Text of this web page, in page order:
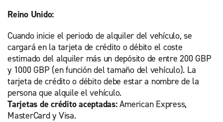
Reino Unido:
Cuando inicie el periodo de alquiler del vehículo, se
cargará en la tarjeta de crédito o débito el coste
estimado del alquiler más un depósito de entre 200 GBP
y 1000 GBP (en función del tamaño del vehículo). La
tarjeta de crédito o débito debe estar a nombre de la
persona que alquile el vehículo.
Tarjetas de crédito aceptadas:American Express,
MasterCard y Visa.